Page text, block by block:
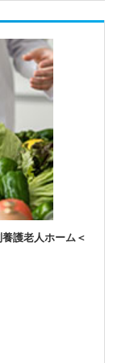
護老人ホーム＜